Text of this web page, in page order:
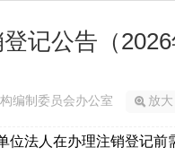
记公告（2026
编制委员会办公室 放大
法人在办理注销登记前